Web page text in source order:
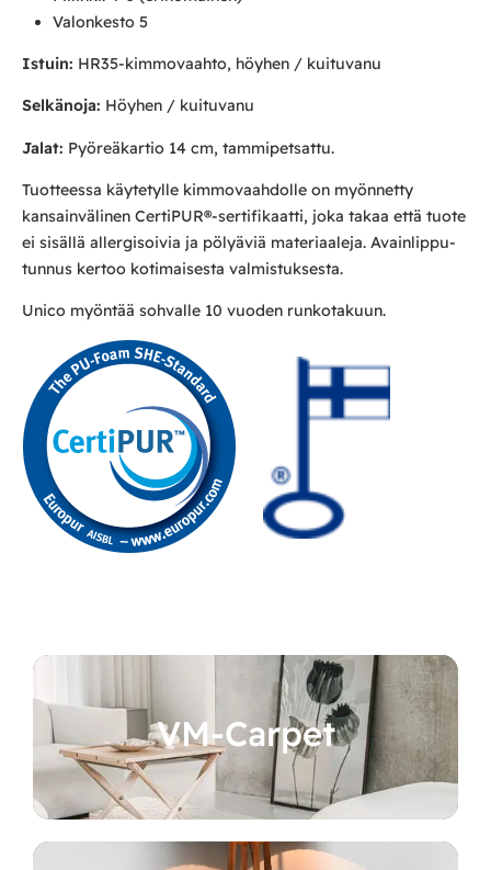
Valonkesto 5
Istuin: HR35-kimmovaahto, höyhen / kuituvanu
Selkänoja: Höyhen / kuituvanu
Jalat: Pyöreäkartio 14 cm, tammipetsattu.
Tuotteessa käytetylle kimmovaahdolle on myönnetty
kansainvälinen CertiPUR®-sertifikaatti, joka takaa että tuote
ei sisällä allergisoivia ja pölyäviä materiaaleja. Avainlippu­
tunnus kertoo kotimaisesta valmistuksesta.
Unico myöntää sohvalle 10 vuoden runkotakuun.
VM-Carpet